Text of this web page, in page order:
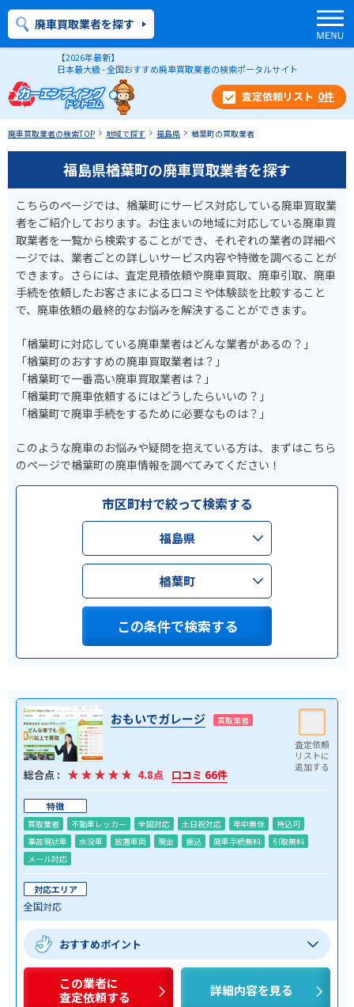
【2026年最新】
日本最大級 - 全国おすすめ廃車買取業者の検索ポータルサイト
0件
廃車買取業者を探す
廃車買取業者の検索TOP 地域で探す 福島県 楢葉町の買取業者
福島県楢葉町の廃車買取業者を探す
こちらのページでは、楢葉町にサービス対応している廃車買取業
者をご紹介しております。お住まいの地域に対応している廃車買
取業者を一覧から検索することができ、それぞれの業者の詳細ペ
ージでは、業者ごとの詳しいサービス内容や特徴を調べることが
できます。さらには、査定見積依頼や廃車買取、廃車引取、廃車
手続を依頼したお客さまによる口コミや体験談を比較すること
で、廃車依頼の最終的なお悩みを解決することができます。
「楢葉町に対応している廃車業者はどんな業者があるの？」
「楢葉町のおすすめの廃車買取業者は？」
「楢葉町で一番高い廃車買取業者は？」
「楢葉町で廃車依頼するにはどうしたらいいの？」
「楢葉町で廃車手続をするために必要なものは？」
このような廃車のお悩みや疑問を抱えている方は、まずはこちら
のページで楢葉町の廃車情報を調べてみてください！
市区町村で絞って検索する
福島県
楢葉町
この条件で検索する
おもいでガレージ 買取業者
総合点 : 4.8点 口コミ 66件
特徴
買取業者 不動車レッカー 全国対応 土日祝対応 年中無休
持込可
事故現状車
水没車 放置車両 現金 振込 廃車手続無料
引取無料
メール対応
対応エリア
全国対応
おすすめポイント
この業者に
査定依頼する
詳細内容を見る